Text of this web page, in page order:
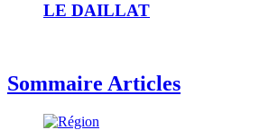
LE DAILLAT
Sommaire Articles